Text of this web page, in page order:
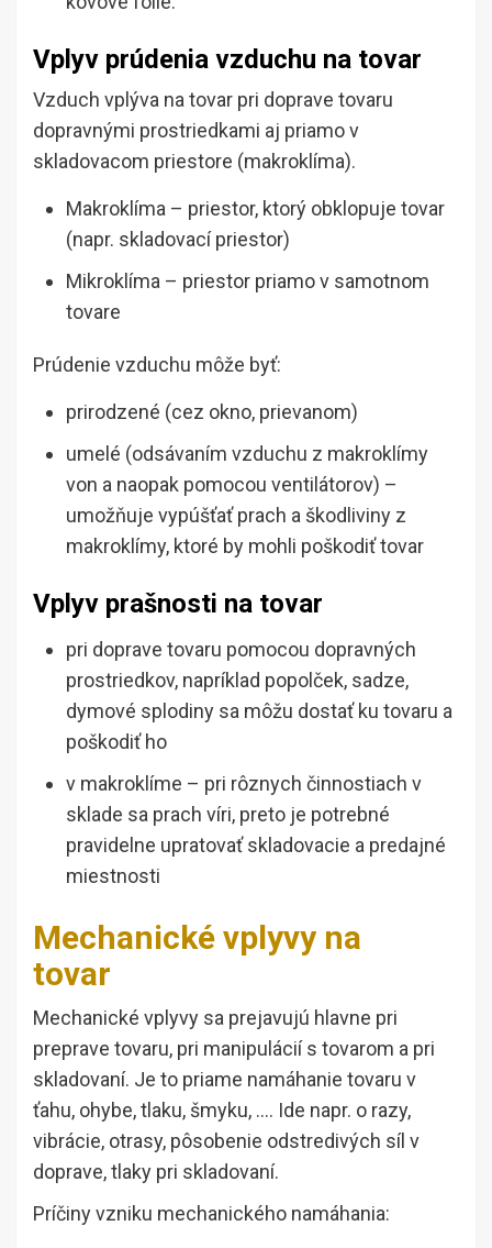
Vplyv prúdenia vzduchu na tovar
Vzduch vplýva na tovar pri doprave tovaru
dopravnými prostriedkami aj priamo v
skladovacom priestore (makroklíma).
Makroklíma – priestor, ktorý obklopuje tovar
(napr. skladovací priestor)
Mikroklíma – priestor priamo v samotnom
tovare
Prúdenie vzduchu môže byť:
prirodzené (cez okno, prievanom)
umelé (odsávaním vzduchu z makroklímy
von a naopak pomocou ventilátorov) –
umožňuje vypúšťať prach a škodliviny z
makroklímy, ktoré by mohli poškodiť tovar
Vplyv prašnosti na tovar
pri doprave tovaru pomocou dopravných
prostriedkov, napríklad popolček, sadze,
dymové splodiny sa môžu dostať ku tovaru a
poškodiť ho
v makroklíme – pri rôznych činnostiach v
sklade sa prach víri, preto je potrebné
pravidelne upratovať skladovacie a predajné
miestnosti
Mechanické vplyvy na
tovar
Mechanické vplyvy sa prejavujú hlavne pri
preprave tovaru, pri manipulácií s tovarom a pri
skladovaní. Je to priame namáhanie tovaru v
ťahu, ohybe, tlaku, šmyku, …. Ide napr. o razy,
vibrácie, otrasy, pôsobenie odstredivých síl v
doprave, tlaky pri skladovaní.
Príčiny vzniku mechanického namáhania: